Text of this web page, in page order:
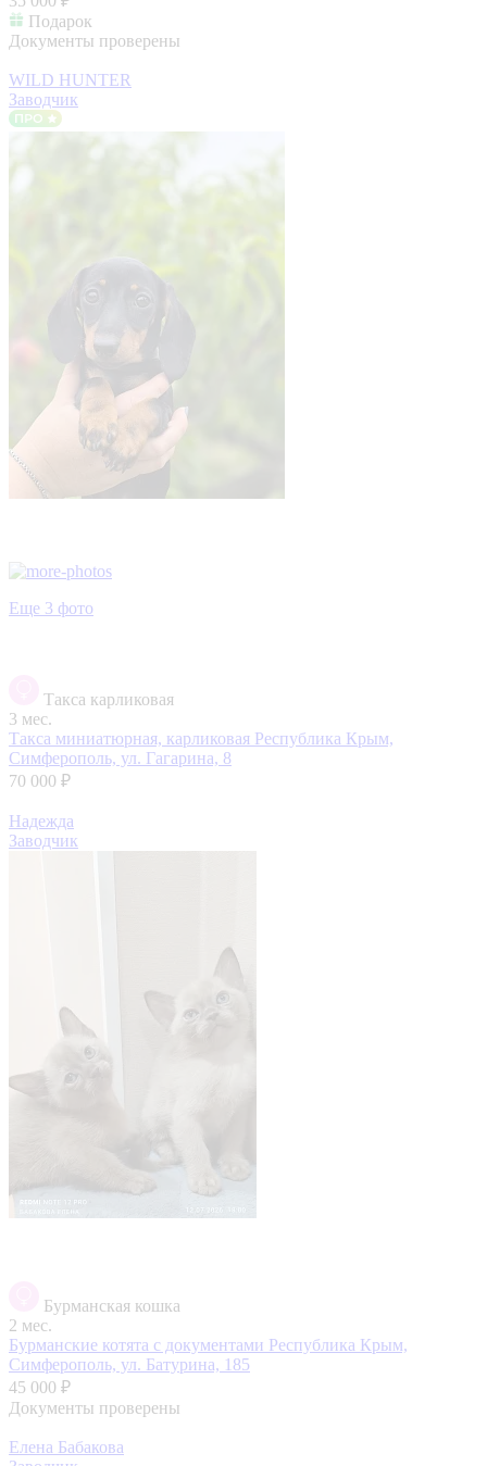
Подарок
Документы проверены
WILD HUNTER
Заводчик
Еще 3 фото
Такса карликовая
3 мес.
Такса миниатюрная, карликовая Республика Крым,
Симферополь, ул. Гагарина, 8
70 000 ₽
Надежда
Заводчик
Бурманская кошка
2 мес.
Бурманские котята с документами Республика Крым,
Симферополь, ул. Батурина, 185
45 000 ₽
Документы проверены
Елена Бабакова